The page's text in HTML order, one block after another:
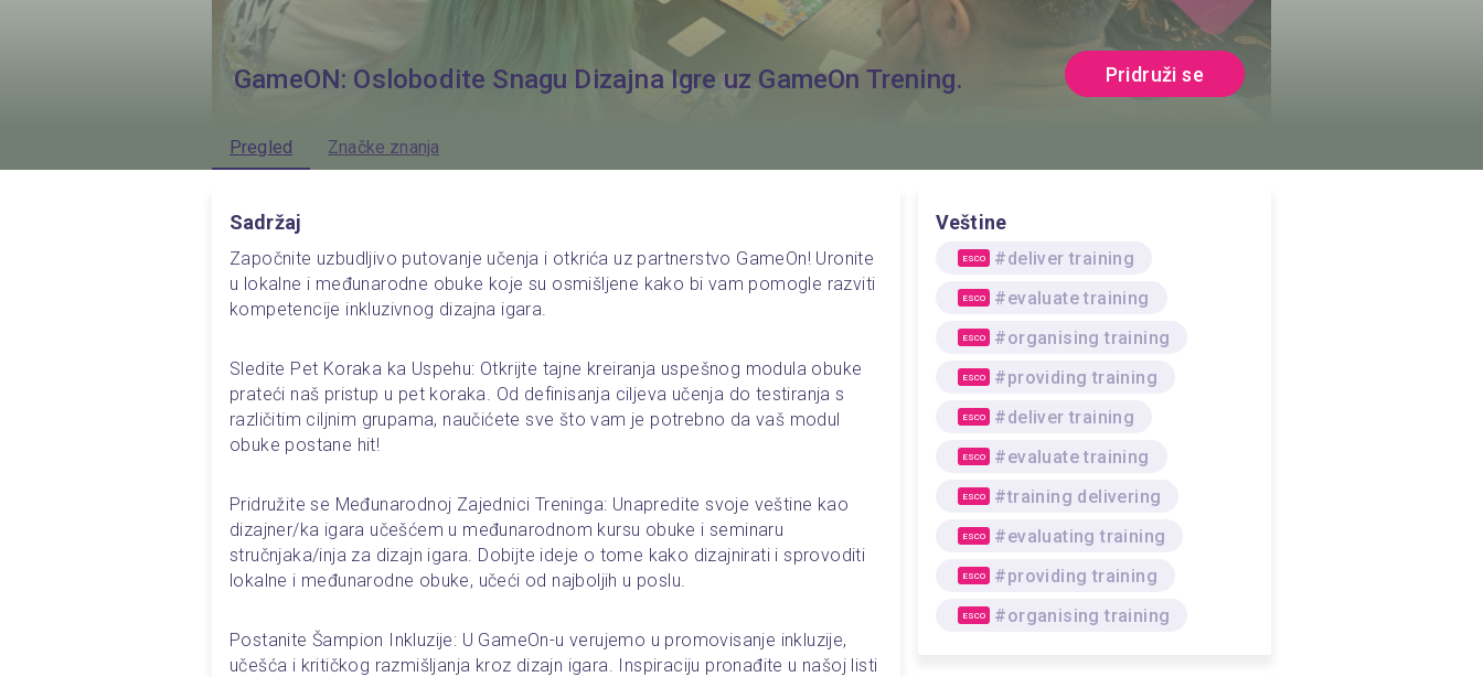
GameON: Oslobodite Snagu Dizajna Igre uz GameOn Trening. Pridruži se
Pregled Značke znanja
Sadržaj
Započnite uzbudljivo putovanje učenja i otkrića uz partnerstvo GameOn! Uronite
u lokalne i međunarodne obuke koje su osmišljene kako bi vam pomogle razviti
kompetencije inkluzivnog dizajna igara.
Sledite Pet Koraka ka Uspehu: Otkrijte tajne kreiranja uspešnog modula obuke
prateći naš pristup u pet koraka. Od definisanja ciljeva učenja do testiranja s
različitim ciljnim grupama, naučićete sve što vam je potrebno da vaš modul
obuke postane hit!
Pridružite se Međunarodnoj Zajednici Treninga: Unapredite svoje veštine kao
dizajner/ka igara učešćem u međunarodnom kursu obuke i seminaru
stručnjaka/inja za dizajn igara. Dobijte ideje o tome kako dizajnirati i sprovoditi
lokalne i međunarodne obuke, učeći od najboljih u poslu.
Postanite Šampion Inkluzije: U GameOn-u verujemo u promovisanje inkluzije,
učešća i kritičkog razmišljanja kroz dizajn igara. Inspiraciju pronađite u našoj listi
Veštine
ESCO #deliver training
ESCO #evaluate training
ESCO #organising training
ESCO #providing training
ESCO #deliver training
ESCO #evaluate training
ESCO #training delivering
ESCO #evaluating training
ESCO #providing training
ESCO #organising training